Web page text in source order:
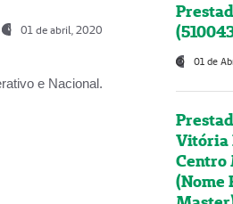
01 de abril, 2020
e Nacional.
01 de
Vitória
Centro
(Nome